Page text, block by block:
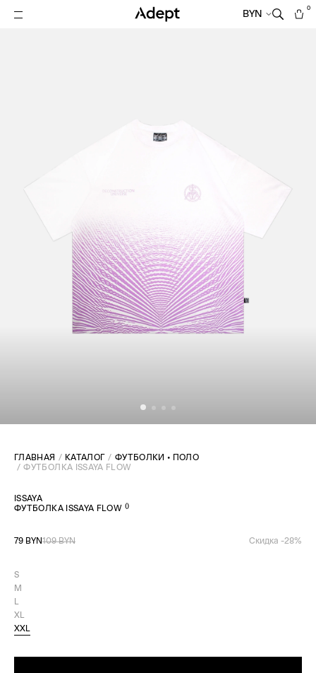
BYN
0
ГЛАВНАЯ КАТАЛОГ
ФУТБОЛКИ • ПОЛО
ФУТБОЛКА ISSAYA FLOW
ISSAYA
ФУТБОЛКА ISSAYA FLOW ()
79 BYN109 BYN Скидка -28%
S
M
XL
XXL